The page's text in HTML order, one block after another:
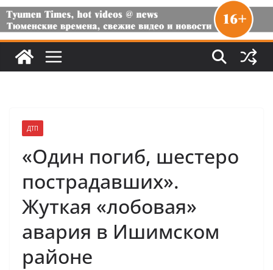
ДТП
«Один погиб, шестеро
пострадавших».
Жуткая «лобовая»
авария в Ишимском
районе